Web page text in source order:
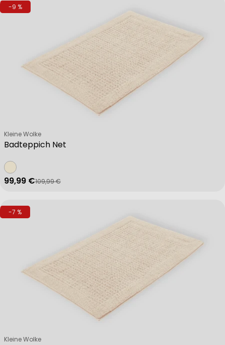
-9 %
Badteppich Net
Verkäufer:
Kleine Wolke
Verkaufspreis
99,99 €
Regulärer Preis
109,99 €
-7 %
Verkäufer:
Kleine Wolke